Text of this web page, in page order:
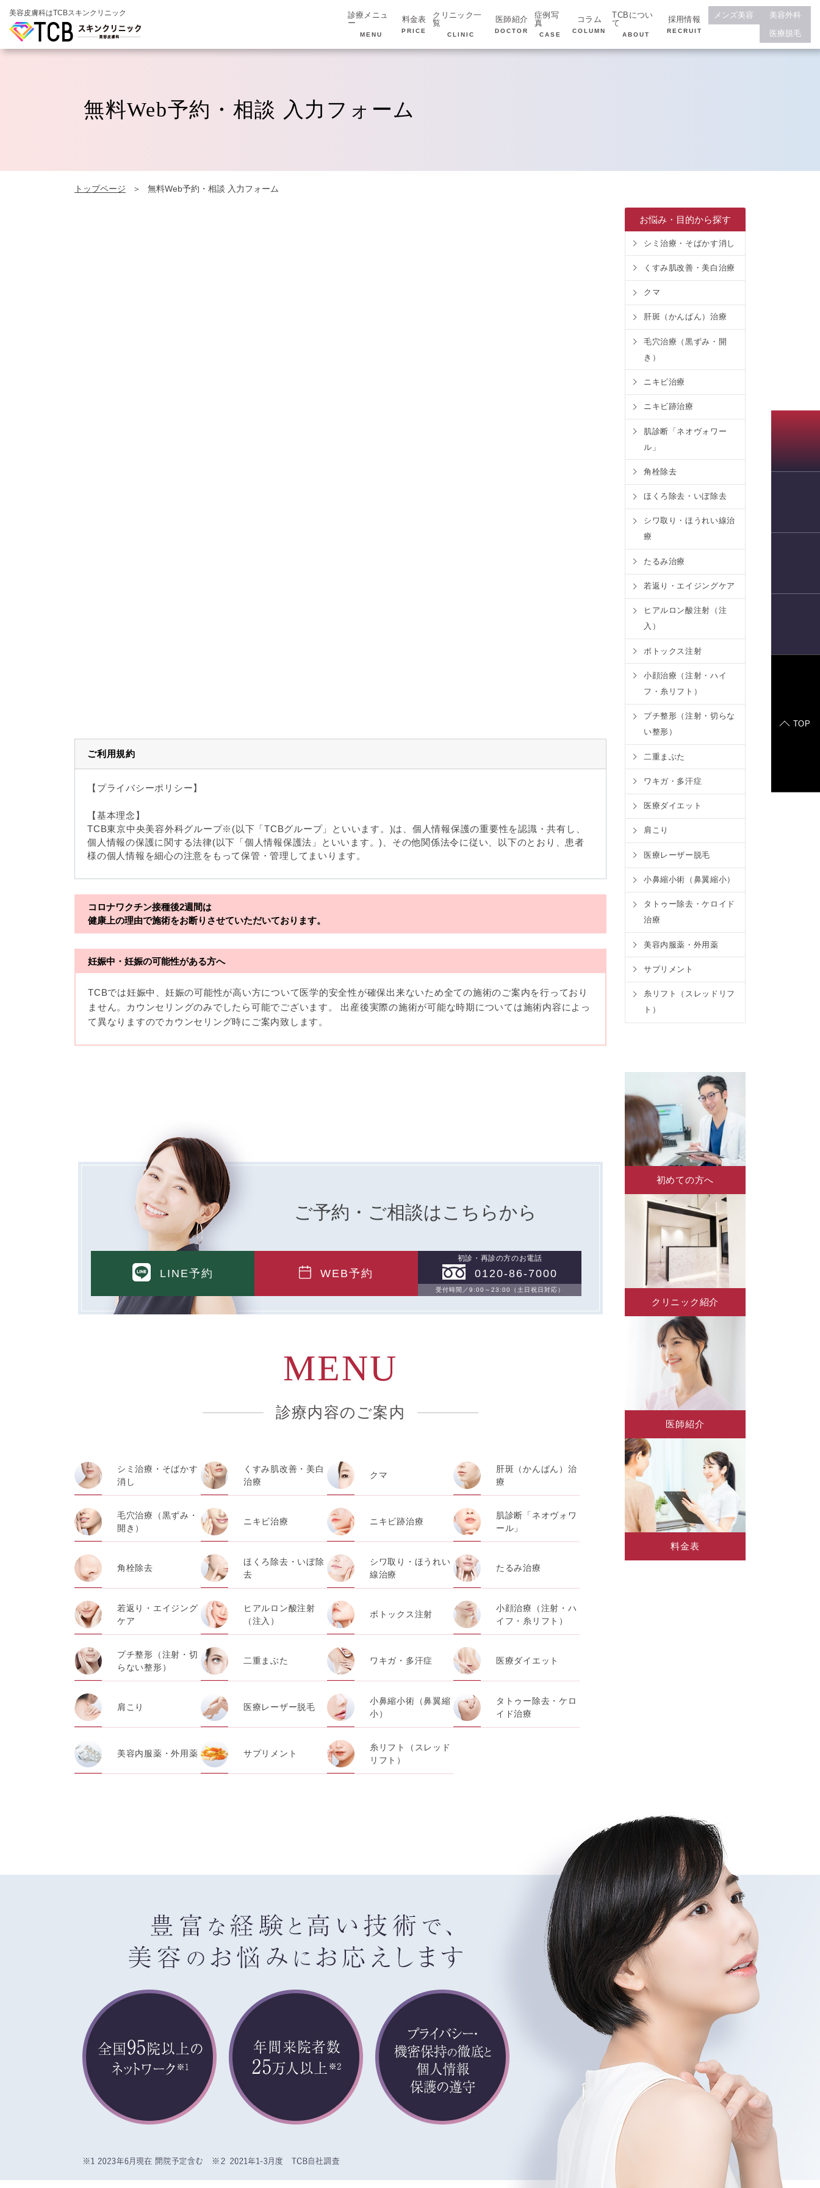
美容皮膚科はTCBスキンクリニック
診療メニュ
ー
MENU
料金表
PRICE
クリニック一
覧
CLINIC
医師紹介
DOCTOR
症例写
真
CASE
コラム
COLUMN
TCBについ
て
ABOUT
採用情報
RECRUIT
メンズ美容
美容外科
医療脱毛
無料Web予約・相談 入力フォーム
トップページ 無料Web予約・相談 入力フォーム
ご利用規約
【プライバシーポリシー】
【基本理念】
TCB東京中央美容外科グループ※(以下「TCBグループ」といいます。)は、個人情報保護の重要性を認識・共有し、
個人情報の保護に関する法律(以下「個人情報保護法」といいます。)、その他関係法令に従い、以下のとおり、患者
様の個人情報を細心の注意をもって保管・管理してまいります。
・一般社団法人メディカルアライアンス
・医療法人社団メディカルフロンティア
【定義】
本プライバシーポリシーにおいて「個人情報」とは、生存する個人に関する情報であって、当該情報に含まれる氏
し③を併せて「取得情報」といいます。）。
①TCBグループが患者様から取得する情報
・氏名、生年月日、メールアドレス、電話番号
・その他、特定の個人を識別することができる情報
②TCBグループが各種サービスの利用に関連して取得する情報
・患者様がご利用になった各種サービスの内容、ご利用日時、閲覧履歴等に関連する情報
（これには、Cookie情報、アクセスログ等の利用状況に関する情報を含みます。）
患者様の同意を得た上で、以下の情報をパブリックDMP事業者およびアフィリエイトサービスプロバイダ等の第三者
TCBグループは取得情報を以下の目的で利用いたします。
・クリニックの来院予約、医療サービスの提供、医療関連商品の販売、アフターケア対応、これらに付随する諸対応
等のサービス提供のため
・医療サービスの提供に関する他の医療機関、検査機関及び研究機関との連携のため
・サービス向上を目的とした医療サービス・販売する医療関連商品に関する患者様へのアンケートの送受信及びこれ
に付随する諸対応のため
・Cookie等の技術を用いたアクセス履歴、閲覧記録等に関する情報の収集、分析
・閲覧記録等から趣味・嗜好を分析した情報を使用しての広告に利用するため
・お問い合わせ又はご意見の内容確認及びその対応のため
・患者様のサービス利用状況の分析及び症例研究のため
・広告、宣伝、マーケティングのため
【個人情報の管理体制について】
なお、共同利用にあたっては、一般社団法人メディカルアライアンスが個人情報の管理について責任を有します。
代表電話番号03-6459-0169
①共同して利用される情報
②共同して利用する者の範囲
【基本理念】に規定するTCBグループ
③共同利用する者の利用目的
【利用目的】の達成のため
託先に委託することがあります。取得情報の取り扱いを委託する場合、委託先との間で、個人情報の保護に関する取
コロナワクチン接種後2週間は
健康上の理由で施術をお断りさせていただいております。
妊娠中・妊娠の可能性がある方へ
TCBでは妊娠中、妊娠の可能性が高い方について医学的安全性が確保出来ないため全ての施術のご案内を行っており
ません。カウンセリングのみでしたら可能でございます。 出産後実際の施術が可能な時期については施術内容によっ
て異なりますのでカウンセリング時にご案内致します。
ご予約・ご相談はこちらから
LINE予約 WEB予約
初診・再診の方のお電話
0120-86-7000
受付時間／9:00～23:00（土日祝日対応）
MENU
診療内容のご案内
シミ治療・そばかす
消し
くすみ肌改善・美白
治療
クマ
肝斑（かんぱん）治
療
毛穴治療（黒ずみ・
開き）
ニキビ治療 ニキビ跡治療
肌診断「ネオヴォワ
ール」
角栓除去
ほくろ除去・いぼ除
去
シワ取り・ほうれい
線治療
たるみ治療
若返り・エイジング
ケア
ヒアルロン酸注射
（注入）
ボトックス注射
小顔治療（注射・ハ
イフ・糸リフト）
プチ整形（注射・切
らない整形）
二重まぶた ワキガ・多汗症 医療ダイエット
肩こり 医療レーザー脱毛
小鼻縮小術（鼻翼縮
小）
タトゥー除去・ケロ
イド治療
美容内服薬・外用薬 サプリメント
糸リフト（スレッド
リフト）
お悩み・目的から探す
シミ治療・そばかす消し
くすみ肌改善・美白治療
クマ
肝斑（かんぱん）治療
毛穴治療（黒ずみ・開
き）
ニキビ治療
ニキビ跡治療
肌診断「ネオヴォワー
ル」
角栓除去
ほくろ除去・いぼ除去
シワ取り・ほうれい線治
療
たるみ治療
若返り・エイジングケア
ヒアルロン酸注射（注
入）
ボトックス注射
小顔治療（注射・ハイ
フ・糸リフト）
プチ整形（注射・切らな
い整形）
二重まぶた
ワキガ・多汗症
医療ダイエット
肩こり
医療レーザー脱毛
小鼻縮小術（鼻翼縮小）
タトゥー除去・ケロイド
治療
美容内服薬・外用薬
サプリメント
糸リフト（スレッドリフ
ト）
初めての方へ
クリニック紹介
医師紹介
料金表
TOP